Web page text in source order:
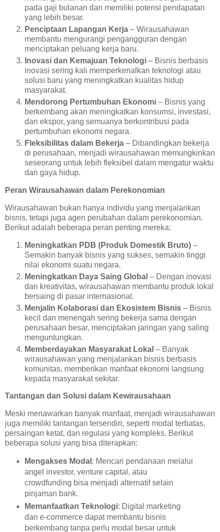
pada gaji bulanan dan memiliki potensi pendapatan
yang lebih besar.
Penciptaan Lapangan Kerja – Wirausahawan
membantu mengurangi pengangguran dengan
menciptakan peluang kerja baru.
Inovasi dan Kemajuan Teknologi – Bisnis berbasis
inovasi sering kali memperkenalkan teknologi atau
solusi baru yang meningkatkan kualitas hidup
masyarakat.
Mendorong Pertumbuhan Ekonomi – Bisnis yang
berkembang akan meningkatkan konsumsi, investasi,
dan ekspor, yang semuanya berkontribusi pada
pertumbuhan ekonomi negara.
Fleksibilitas dalam Bekerja – Dibandingkan bekerja
di perusahaan, menjadi wirausahawan memungkinkan
seseorang untuk lebih fleksibel dalam mengatur waktu
dan gaya hidup.
Peran Wirausahawan dalam Perekonomian
Wirausahawan bukan hanya individu yang menjalankan
bisnis, tetapi juga agen perubahan dalam perekonomian.
Berikut adalah beberapa peran penting mereka:
Meningkatkan PDB (Produk Domestik Bruto) –
Semakin banyak bisnis yang sukses, semakin tinggi
nilai ekonomi suatu negara.
Meningkatkan Daya Saing Global – Dengan inovasi
dan kreativitas, wirausahawan membantu produk lokal
bersaing di pasar internasional.
Menjalin Kolaborasi dan Ekosistem Bisnis – Bisnis
kecil dan menengah sering bekerja sama dengan
perusahaan besar, menciptakan jaringan yang saling
menguntungkan.
Memberdayakan Masyarakat Lokal – Banyak
wirausahawan yang menjalankan bisnis berbasis
komunitas, memberikan manfaat ekonomi langsung
kepada masyarakat sekitar.
Tantangan dan Solusi dalam Kewirausahaan
Meski menawarkan banyak manfaat, menjadi wirausahawan
juga memiliki tantangan tersendiri, seperti modal terbatas,
persaingan ketat, dan regulasi yang kompleks. Berikut
beberapa solusi yang bisa diterapkan:
Mengakses Modal : Mencari pendanaan melalui
angel investor, venture capital, atau
crowdfunding bisa menjadi alternatif selain
pinjaman bank.
Memanfaatkan Teknologi: Digital marketing
dan e-commerce dapat membantu bisnis
berkembang tanpa perlu modal besar untuk